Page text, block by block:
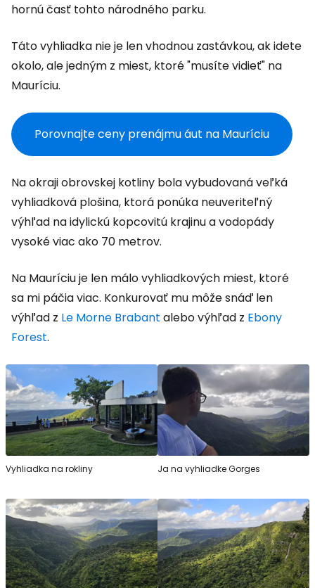
hornú časť tohto národného parku.
Táto vyhliadka nie je len vhodnou zastávkou, ak idete
okolo, ale jedným z miest, ktoré "musíte vidieť" na
Mauríciu.
Porovnajte ceny prenájmu áut na Mauríciu
Na okraji obrovskej kotliny bola vybudovaná veľká
vyhliadková plošina, ktorá ponúka neuveriteľný
výhľad na idylickú kopcovitú krajinu a vodopády
vysoké viac ako 70 metrov.
Na Mauríciu je len málo vyhliadkových miest, ktoré
sa mi páčia viac. Konkurovať mu môže snáď len
výhľad z Le Morne Brabant alebo výhľad z Ebony
Forest.
Vyhliadka na rokliny Ja na vyhliadke Gorges